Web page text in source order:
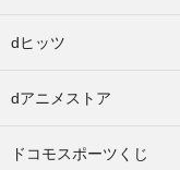
dヒッツ
dアニメストア
ドコモスポーツくじ